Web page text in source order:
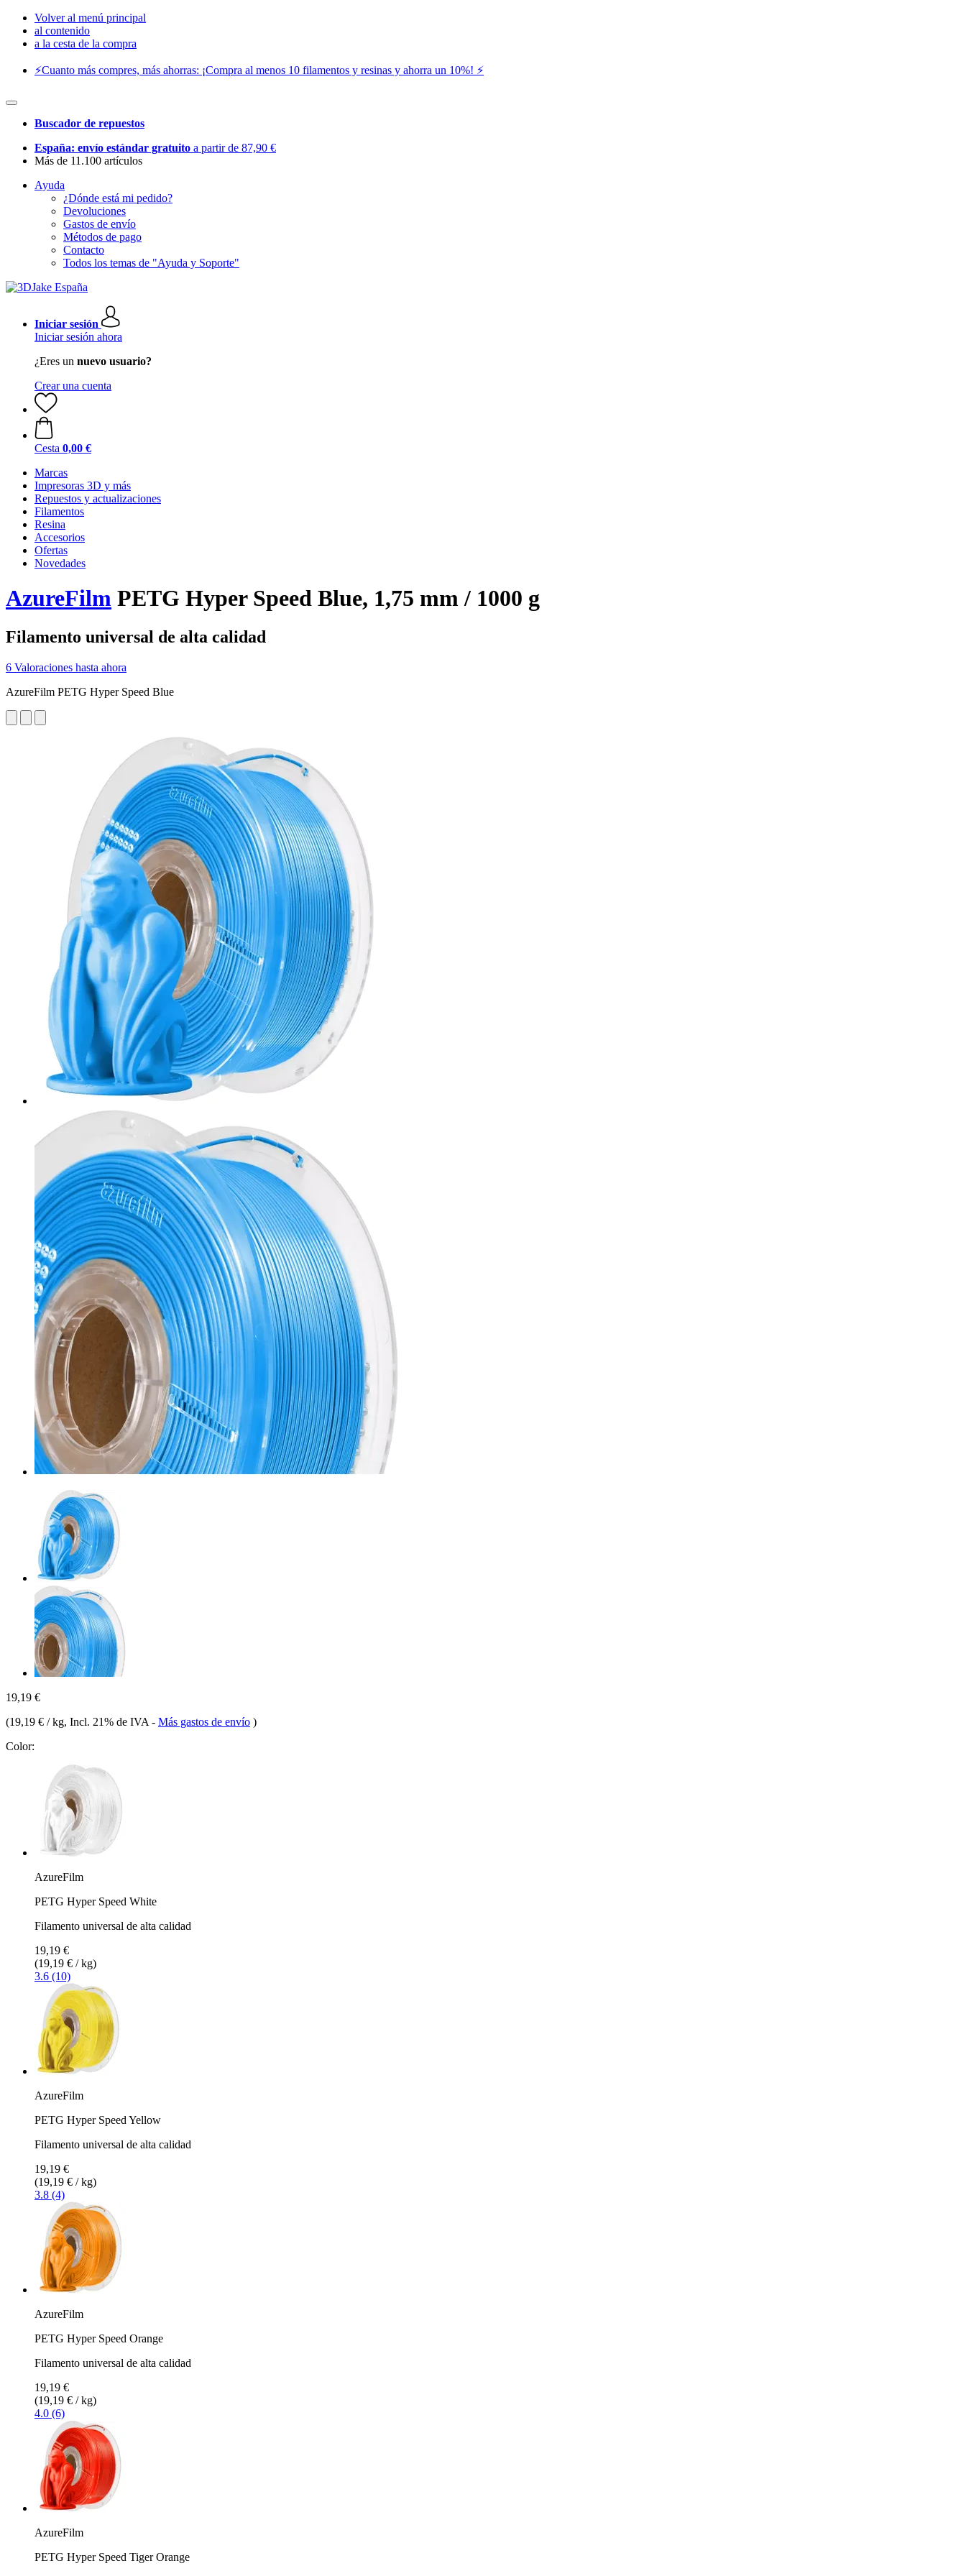
Volver al menú principal
al contenido
a la cesta de la compra
⚡️Cuanto más compres, más ahorras: ¡Compra al menos 10 filamentos y resinas y ahorra un 10%! ⚡️
Buscador de repuestos
España: envío estándar gratuito a partir de 87,90 €
Más de 11.100 artículos
Ayuda
¿Dónde está mi pedido?
Devoluciones
Gastos de envío
Métodos de pago
Contacto
Todos los temas de "Ayuda y Soporte"
Iniciar sesión
Iniciar sesión ahora
¿Eres un nuevo usuario?
Crear una cuenta
Cesta 0,00 €
Marcas
Impresoras 3D y más
Repuestos y actualizaciones
Filamentos
Resina
Accesorios
Ofertas
Novedades
AzureFilm PETG Hyper Speed Blue, 1,75 mm / 1000 g
Filamento universal de alta calidad
6 Valoraciones hasta ahora
AzureFilm PETG Hyper Speed Blue
19,19 €
(19,19 € / kg, Incl. 21% de IVA - Más gastos de envío )
Color:
AzureFilm
PETG Hyper Speed White
Filamento universal de alta calidad
19,19 €
(19,19 € / kg)
3.6 (10)
AzureFilm
PETG Hyper Speed Yellow
Filamento universal de alta calidad
19,19 €
(19,19 € / kg)
3.8 (4)
AzureFilm
PETG Hyper Speed Orange
Filamento universal de alta calidad
19,19 €
(19,19 € / kg)
4.0 (6)
AzureFilm
PETG Hyper Speed Tiger Orange